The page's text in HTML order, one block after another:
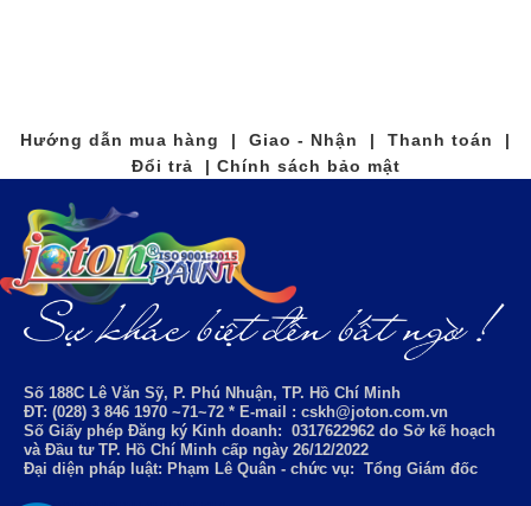
Hướng dẫn mua hàng | Giao - Nhận | Thanh toán |
Đổi trả | Chính sách bảo mật
Số 188C Lê Văn Sỹ, P. Phú Nhuận, TP. Hồ Chí Minh
ĐT: (028) 3 846 1970 ~71~72 * E-mail : cskh@joton.com.vn
Số Giấy phép Đăng ký Kinh doanh: 0317622962 do Sở kế hoạch
và Đầu tư TP. Hồ Chí Minh cấp ngày 26/12/2022
Đại diện pháp luật: Phạm Lê Quân - chức vụ: Tổng Giám đốc